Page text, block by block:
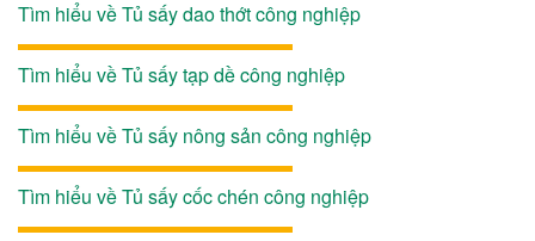
Tìm hiểu về Tủ sấy dao thớt công nghiệp
Tìm hiểu về Tủ sấy tạp dề công nghiệp
Tìm hiểu về Tủ sấy nông sản công nghiệp
Tìm hiểu về Tủ sấy cốc chén công nghiệp